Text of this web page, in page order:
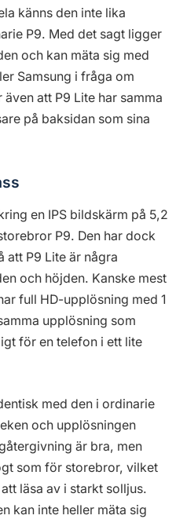
känns den inte lika
P9. Med det sagt ligger
och kan mäta sig med
Samsung i fråga om
att P9 Lite har samma
på baksidan som sina
en IPS bildskärm på 5,2
P9. Den har dock
att P9 Lite är några
och höjden. Kanske mest
full HD-upplösning med 1
upplösning som
för en telefon i ett lite
med den i ordinarie
och upplösningen
är bra, men
som för storebror, vilket
läsa av i starkt solljus.
kan inte heller mäta sig